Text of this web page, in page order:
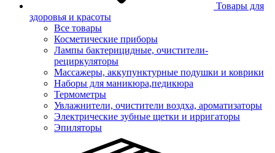
Товары для
здоровья и красоты
Все товары
Косметические приборы
Лампы бактерицидные, очистители-
рециркуляторы
Массажеры, аккупунктурные подушки и коврики
Наборы для маникюра,педикюра
Термометры
Увлажнители, очистители воздха, ароматизаторы
Электрические зубные щетки и ирригаторы
Эпиляторы